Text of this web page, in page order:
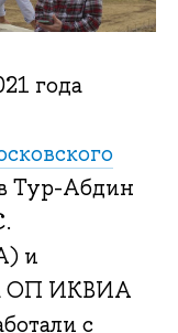
года
Тур-Абдин
и
ОП ИКВИА
с